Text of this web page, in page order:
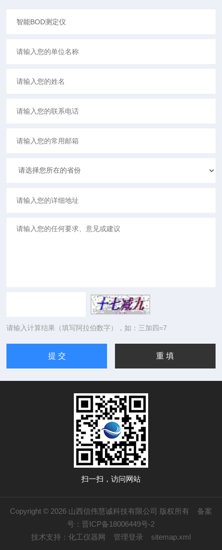
请输入计算结果（填写阿拉伯数字），如：三加四=7
扫一扫，访问网站
Copyright © 2026 山西信伟慧诚科技有限公司 版权所有 备案
号：晋ICP备18006449号-2
技术支持： 化工仪器网 管理登录 sitemap.xml